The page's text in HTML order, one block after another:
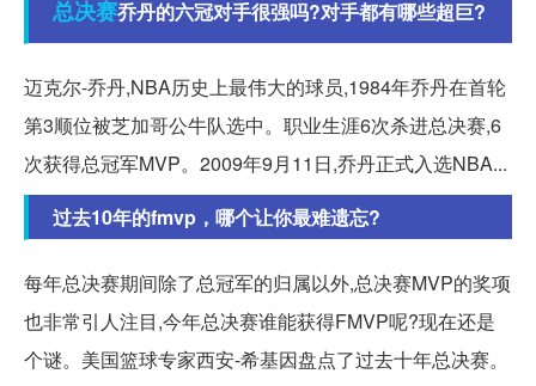
总决赛乔丹的六冠对手很强吗?对手都有哪些超巨?
迈克尔-乔丹,NBA历史上最伟大的球员,1984年乔丹在首轮
第3顺位被芝加哥公牛队选中。职业生涯6次杀进总决赛,6
次获得总冠军MVP。2009年9月11日,乔丹正式入选NBA...
过去10年的fmvp，哪个让你最难遗忘?
每年总决赛期间除了总冠军的归属以外,总决赛MVP的奖项
也非常引人注目,今年总决赛谁能获得FMVP呢?现在还是
个谜。美国篮球专家西安-希基因盘点了过去十年总决赛。